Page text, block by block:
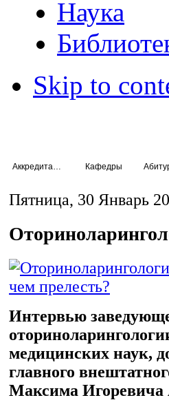
Наука
Skip to
Кафедры
Пятница, 30 Январь
Интервью
медицинских наук,
главного
Максима